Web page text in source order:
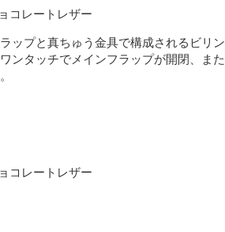
コレートレザー
ップと真ちゅう金具で構成されるビリン
ンタッチでメインフラップが開閉、また
コレートレザー